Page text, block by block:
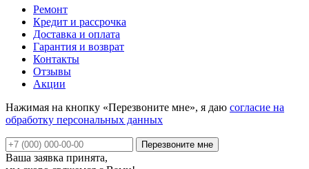
Ремонт
Кредит и рассрочка
Доставка и оплата
Гарантия и возврат
Контакты
Отзывы
Акции
Нажимая на кнопку «Перезвоните мне», я даю согласие на
обработку персональных данных
Ваша заявка принята,